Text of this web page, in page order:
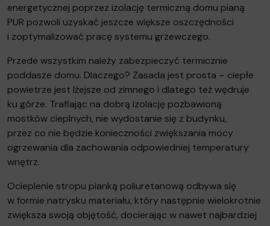
energetycznej poprzez izolację termiczną domu pianą
PUR pozwoli uzyskać jeszcze większe oszczędności
i zoptymalizować pracę systemu grzewczego.
Przede wszystkim należy zabezpieczyć termicznie
poddasze domu. Dlaczego? Zasada jest prosta – ciepłe
powietrze jest lżejsze od zimnego i dlatego też wędruje
ku górze. Trafiając na dobrą izolację pozbawioną
mostków cieplnych, nie wydostanie się z budynku,
przez co nie będzie konieczności zwiększania mocy
ogrzewania dla zachowania odpowiedniej temperatury
wnętrz.
Ocieplenie stropu pianką poliuretanową odbywa się
w formie natrysku materiału, który następnie wielokrotnie
zwiększa swoją objętość, docierając w nawet najbardziej